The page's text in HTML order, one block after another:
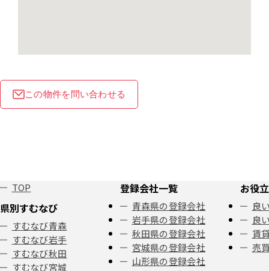
この物件を問い合わせる
TOP
県別すむなび
すむなび青森
すむなび岩手
すむなび秋田
すむなび宮城
登録会社一覧
青森県の登録会社
岩手県の登録会社
秋田県の登録会社
宮城県の登録会社
山形県の登録会社
お役
良
良
賃
売